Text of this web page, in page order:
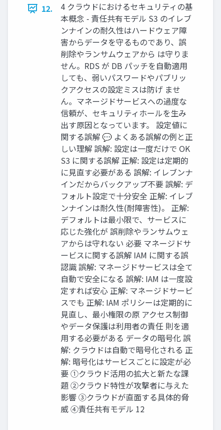
12.
4 クラウドにおけるセキュリティの基
本概念 - 責任共有モデル S3 のイレブ
ンナインの耐久性はハードウェア障
害からデータを守るものであり、誤
削除やランサムウェアから は守りま
せん。RDS が DB パッチを自動適用
しても、弱いパスワードやパブリッ
クアクセスの設定ミスは防げ ませ
ん。マネージドサービスへの過度な
信頼が、セキュリティホールを生み
出す原因となっています。 設定値に
関する誤解 💬 よくある誤解の例と正
しい理解 誤解: 設定は一度だけで OK
S3 に関する誤解 正解: 設定は定期的
に見直す必要がある 誤解: イレブンナ
インだからバックアップ不要 誤解: デ
フォルト設定で十分安全 正解: イレブ
ンナインは耐久性(耐障害性)。 正解:
デフォルトは最小限で、サービスに
応じた強化が 誤削除やランサムウェ
アからは守れない 必要 マネージドサ
ービスに関する誤解 IAM に関する誤
認識 誤解: マネージドサービスは全て
自動で安全になる 誤解: IAM は一度設
定すれば安心 正解: マネージドサービ
スでも 正解: IAM ポリシーは定期的に
見直し、最小権限の原 アクセス制御
やデータ保護は利用者の責任 則を適
用する必要がある データの暗号化 誤
解: クラウドは自動で暗号化される 正
解: 暗号化はサービスごとに設定が必
要 ①クラウド活用の拡大と新たな課
題 ②クラウド特性が攻撃者に与えた
影響 ③クラウドが直面する具体的脅
威 ④責任共有モデル 12